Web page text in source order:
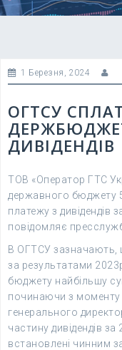
1 Березня, 2024
ОГТСУ
ДИВІДЕНДІВ
ТОВ «Оператор ГТС
державного бюджету
платежу з дивідендів
повідомляє
В ОГТСУ зазначають,
за результатами
бюджету найбільшу
починаючи з моменту
генерального
частину дивідендів
встановлені чинним